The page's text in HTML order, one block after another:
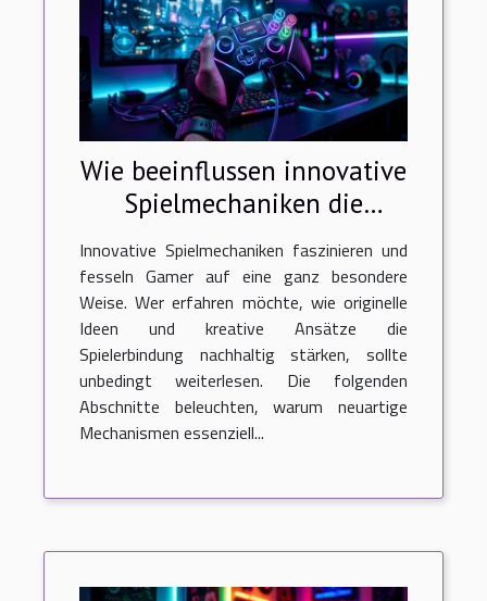
Wie beeinflussen innovative
Spielmechaniken die
Spielerbindung?
Innovative Spielmechaniken faszinieren und
fesseln Gamer auf eine ganz besondere
Weise. Wer erfahren möchte, wie originelle
Ideen und kreative Ansätze die
Spielerbindung nachhaltig stärken, sollte
unbedingt weiterlesen. Die folgenden
Abschnitte beleuchten, warum neuartige
Mechanismen essenziell...